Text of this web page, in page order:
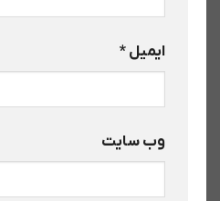
ایمیل*
وب‌ سایت